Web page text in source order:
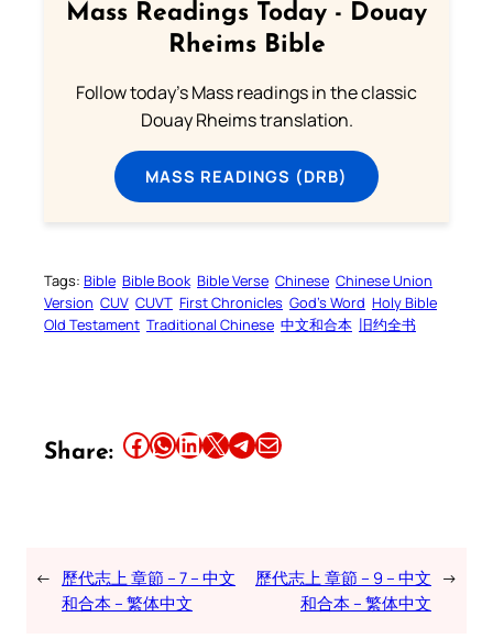
Mass Readings Today - Douay
Rheims Bible
Follow today's Mass readings in the classic
Douay Rheims translation.
MASS READINGS (DRB)
Tags: Bible Bible Book Bible Verse Chinese Chinese Union
Version CUV CUVT First Chronicles God’s Word Holy Bible
Old Testament Traditional Chinese 中文和合本 旧约全书
Share: Share this article on Facebook Share this article on WhatsApp Share this article on LinkedIn Share this article on X Share this article on TelegramEmail this Article
← 歷代志上 章節 – 7 – 中文
和合本 – 繁体中文
歷代志上 章節 – 9 – 中文
和合本 – 繁体中文
→